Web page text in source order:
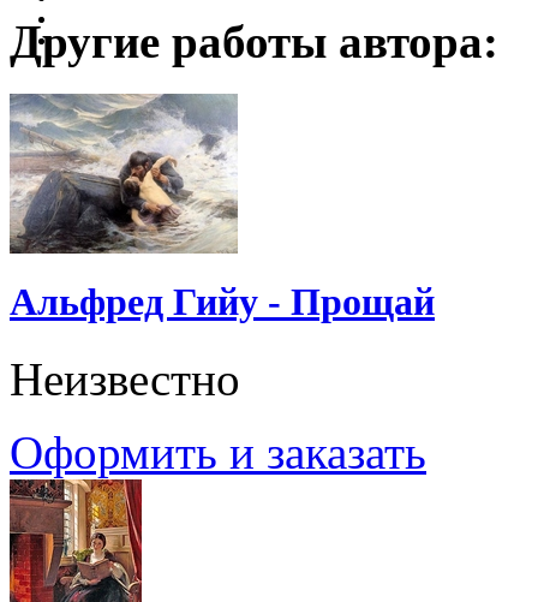
Другие работы автора:
Альфред Гийу - Прощай
Неизвестно
Оформить и заказать